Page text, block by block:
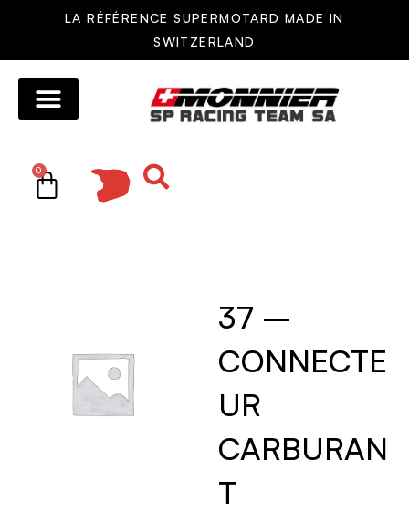
LA RÉFÉRENCE SUPERMOTARD MADE IN
SWITZERLAND
0
37 –
CONNECTE
UR
CARBURAN
T